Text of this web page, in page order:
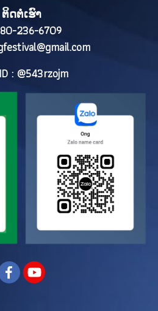
ຕິດຕໍ່ເຮົາ
236-6709
: @543rzojm